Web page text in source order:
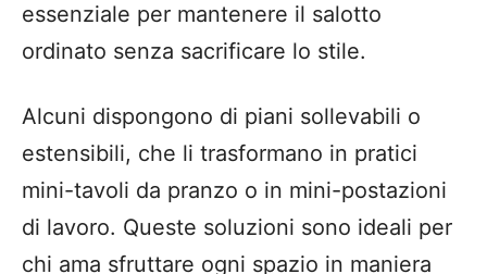
essenziale per mantenere il salotto
ordinato senza sacrificare lo stile.
Alcuni dispongono di piani sollevabili o
estensibili, che li trasformano in pratici
mini-tavoli da pranzo o in mini-postazioni
di lavoro. Queste soluzioni sono ideali per
chi ama sfruttare ogni spazio in maniera